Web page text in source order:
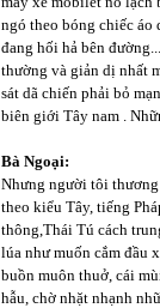
ngó theo bóng chiếc áo
đang hối hả bên
thường và giản dị nhất
sát dã chiến phải bỏ
biên giới Tây nam .
Bà Ngoại:
Nhưng người tôi
theo kiểu Tây, tiếng
thông,Thái Tú cách
lúa như muốn cắm đầu
buồn muôn thuở, cái
hẫu, chờ nhặt nhạnh